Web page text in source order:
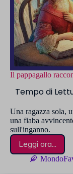
Il pappagallo
Una ragazza sola,
una fiaba
sull'inganno.
Leggi ora...
Il